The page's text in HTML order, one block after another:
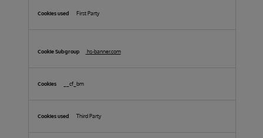
First Party
hs-banner.com
__cf_bm
Third Party